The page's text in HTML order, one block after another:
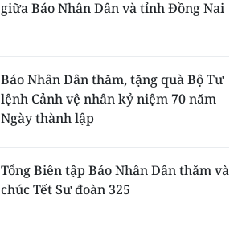
giữa Báo Nhân Dân và tỉnh Đồng Nai
Báo Nhân Dân thăm, tặng quà Bộ Tư
lệnh Cảnh vệ nhân kỷ niệm 70 năm
Ngày thành lập
Tổng Biên tập Báo Nhân Dân thăm và
chúc Tết Sư đoàn 325